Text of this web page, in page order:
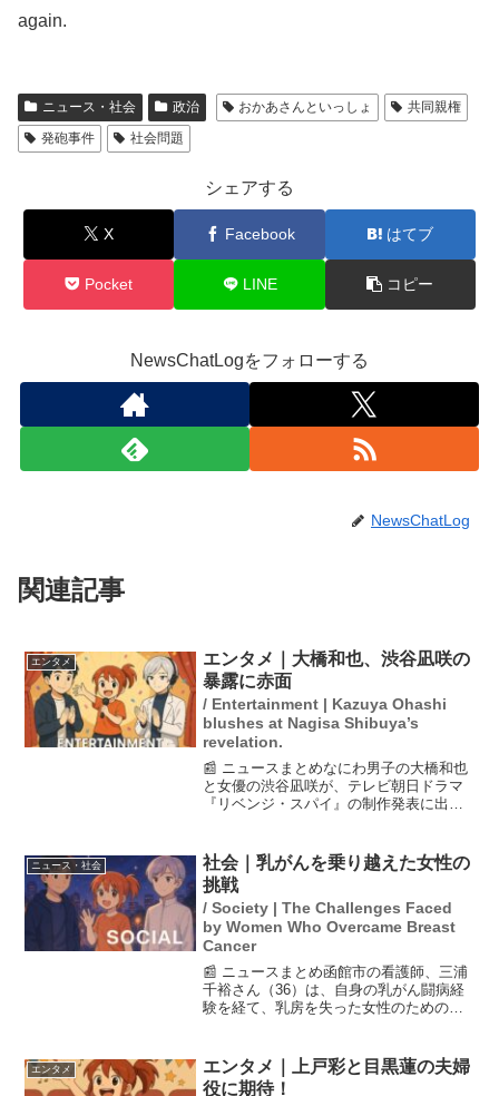
again.
ニュース・社会 政治 おかあさんといっしょ
共同親権
発砲事件
社会問題
シェアする
X Facebook はてブ
Pocket LINE コピー
NewsChatLogをフォローする
NewsChatLog
関連記事
エンタメ
エンタメ｜大橋和也、渋谷凪咲の
暴露に赤面
/ Entertainment | Kazuya Ohashi
blushes at Nagisa Shibuya’s
revelation.
📰 ニュースまとめなにわ男子の大橋和也
と女優の渋谷凪咲が、テレビ朝日ドラマ
『リベンジ・スパイ』の制作発表に出席
を「うでしろ」と勘違いしたため、読み
合わせが中断したエピソ...
ニュース・社会
社会｜乳がんを乗り越えた女性の
挑戦
/ Society | The Challenges Faced
by Women Who Overcame Breast
Cancer
📰 ニュースまとめ函館市の看護師、三浦
千裕さん（36）は、自身の乳がん闘病経
験を経て、乳房を失った女性のための人
びながら、同じような境遇の女性たちに
希望を与えることを目...
エンタメ
エンタメ｜上戸彩と目黒蓮の夫婦
役に期待！